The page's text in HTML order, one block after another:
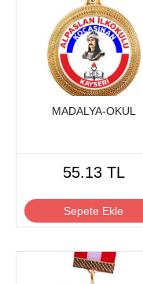
MADALYA-OKUL
55.13 TL
Sepete Ekle